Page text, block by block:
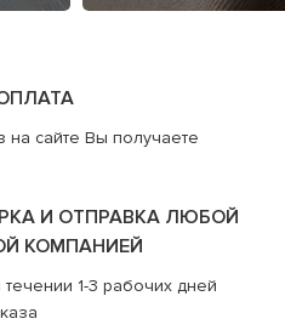
на сайте Вы получаете
И ОТПРАВКА ЛЮБОЙ
КОМПАНИЕЙ
1-3 рабочих дней